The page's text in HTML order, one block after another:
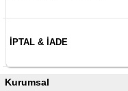
İPTAL & İADE
Kurumsal